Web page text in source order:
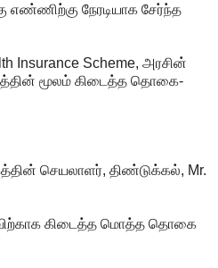
நேரடியாக சேர்ந்த
Insurance Scheme, அரசின்
மூலம் கிடைத்த தொகை-
செயலாளர், திண்டுக்கல், Mr.
கிடைத்த மொத்த தொகை